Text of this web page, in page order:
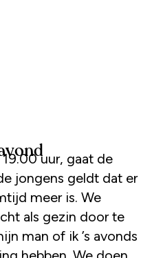
uur, gaat de
jongens geldt dat er
meer is. We
als gezin door te
man of ik ’s avonds